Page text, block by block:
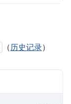
（历史记录）